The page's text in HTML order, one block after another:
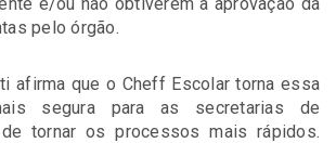
pelo órgão.
afirma que o Cheff Escolar torna essa
segura para as secretarias de
tornar os processos mais rápidos.